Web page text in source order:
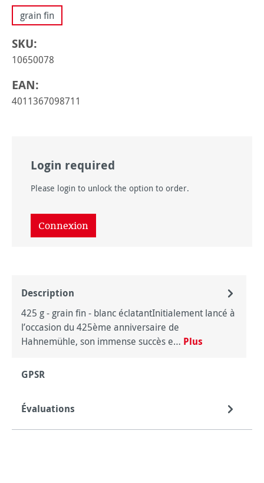
grain fin
SKU:
10650078
EAN:
4011367098711
Login required
Please login to unlock the option to order.
Connexion
Description
425 g - grain fin - blanc éclatantInitialement lancé à
l’occasion du 425ème anniversaire de
Hahnemühle, son immense succès e… Plus
GPSR
Évaluations